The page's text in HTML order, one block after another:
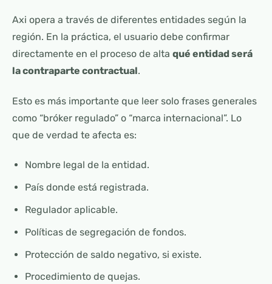
Axi opera a través de diferentes entidades según la
región. En la práctica, el usuario debe confirmar
directamente en el proceso de alta qué entidad será
la contraparte contractual.
Esto es más importante que leer solo frases generales
como “bróker regulado” o “marca internacional”. Lo
que de verdad te afecta es:
Nombre legal de la entidad.
País donde está registrada.
Regulador aplicable.
Políticas de segregación de fondos.
Protección de saldo negativo, si existe.
Procedimiento de quejas.